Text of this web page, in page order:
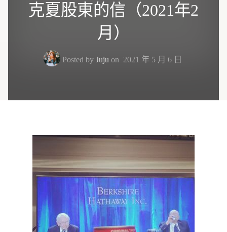
克夏股東的信（2021年2
月）
Posted by Juju on 2021 年 5 月 6 日